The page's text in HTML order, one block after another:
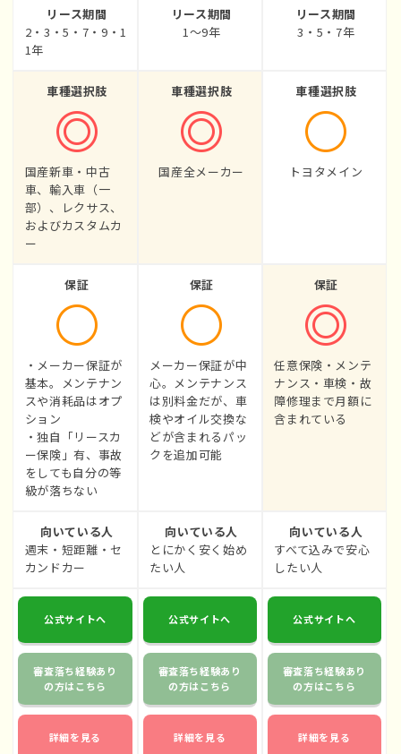
リース期間
2・3・5・7・9・1
1年
リース期間
1〜9年
リース期間
3・5・7年
車種選択肢
国産新車・中古
車、輸入車（一
部）、レクサス、
およびカスタムカ
ー
車種選択肢
国産全メーカー
車種選択肢
トヨタメイン
保証
・メーカー保証が
基本。メンテナン
スや消耗品はオプ
ション
・独自「リースカ
ー保険」有、事故
をしても自分の等
級が落ちない
保証
メーカー保証が中
心。メンテナンス
は別料金だが、車
検やオイル交換な
どが含まれるパッ
クを追加可能
保証
任意保険・メンテ
ナンス・車検・故
障修理まで月額に
含まれている
向いている人
週末・短距離・セ
カンドカー
向いている人
とにかく安く始め
たい人
向いている人
すべて込みで安心
したい人
公式サイトへ
審査落ち経験あり
の方はこちら
詳細を見る
公式サイトへ
審査落ち経験あり
の方はこちら
詳細を見る
公式サイトへ
審査落ち経験あり
の方はこちら
詳細を見る